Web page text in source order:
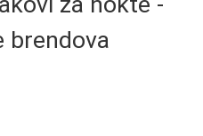
brendova